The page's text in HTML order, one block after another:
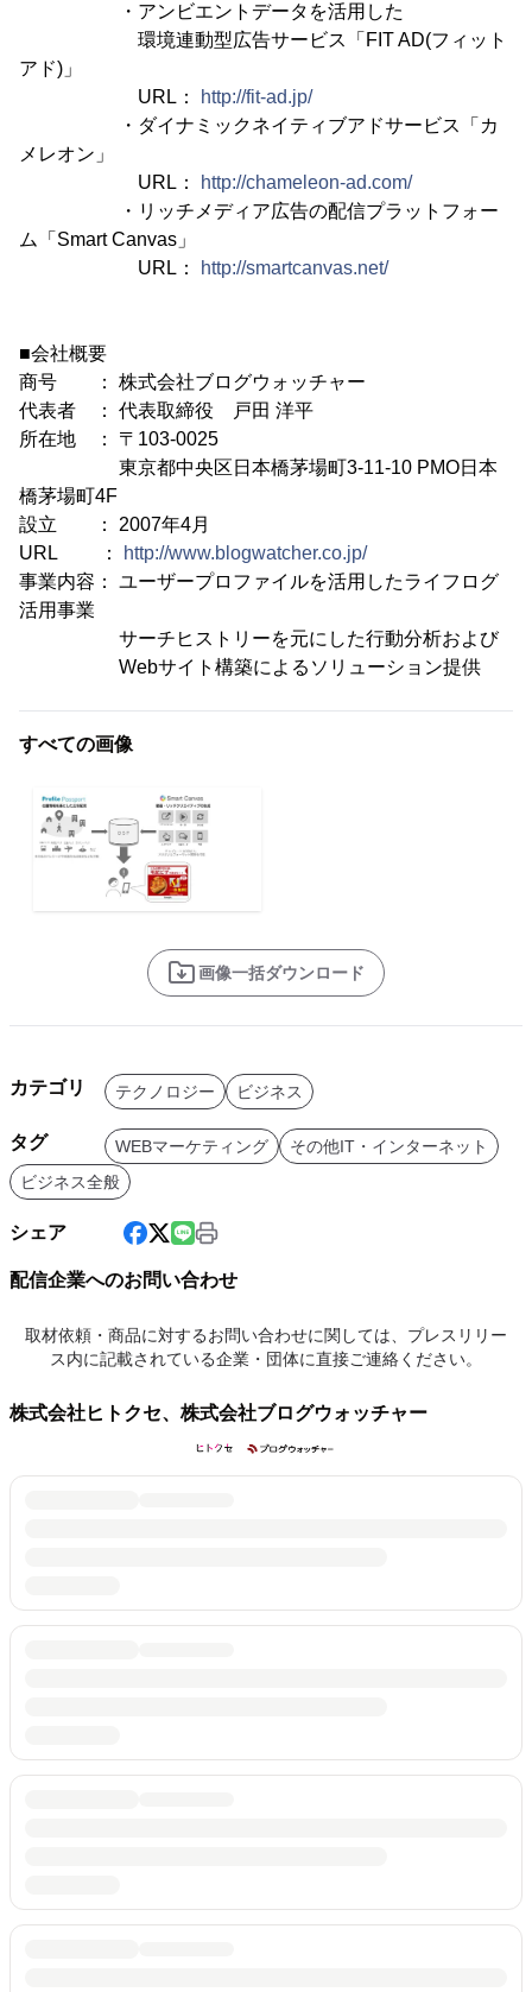
・アンビエントデータを活用した
環境連動型広告サービス「FIT AD(フィット
アド)」
URL：
http://fit-ad.jp/
・ダイナミックネイティブアドサービス「カ
メレオン」
URL：
http://chameleon-ad.com/
・リッチメディア広告の配信プラットフォー
ム「Smart Canvas」
URL：
http://smartcanvas.net/
■会社概要
商号 ： 株式会社ブログウォッチャー
代表者 ： 代表取締役 戸田 洋平
所在地 ： 〒103-0025
東京都中央区日本橋茅場町3-11-10 PMO日本
橋茅場町4F
設立 ： 2007年4月
URL ：
http://www.blogwatcher.co.jp/
事業内容： ユーザープロファイルを活用したライフログ
活用事業
サーチヒストリーを元にした行動分析および
Webサイト構築によるソリューション提供
すべての画像
画像一括ダウンロード
カテゴリ テクノロジー ビジネス
タグ WEBマーケティング
その他IT・インターネット
ビジネス全般
シェア
配信企業へのお問い合わせ
取材依頼・商品に対するお問い合わせに関しては、プレスリリー
ス内に記載されている企業・団体に直接ご連絡ください。
株式会社ヒトクセ、株式会社ブログウォッチャー